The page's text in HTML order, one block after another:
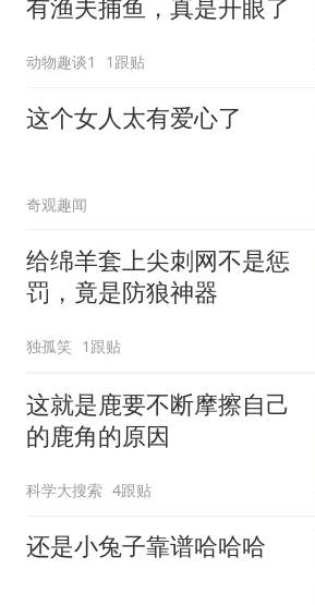
有渔夫捕鱼，真是开眼了
动物趣谈1 1跟贴
这个女人太有爱心了
奇观趣闻
给绵羊套上尖刺网不是惩
罚，竟是防狼神器
独孤笑 1跟贴
这就是鹿要不断摩擦自己
的鹿角的原因
科学大搜索 4跟贴
还是小兔子靠谱哈哈哈